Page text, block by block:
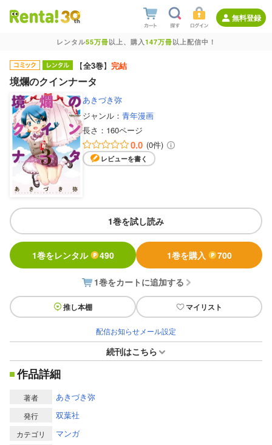
無料登録
レンタル55万冊以上、購入147万冊以上配信中！
【全3巻】 完結
境爛のクインナータ
あきづき弥
ジャンル： 青年漫画
長さ： 160ページ
0.0 (0件)
レビューを書く
1巻を試し読み
1巻をレンタル 490 1巻を購入 700
1巻をカートに追加する
推し本棚 マイリスト
配信お知らせメール設定
続刊はこちら
作品詳細
著者 あきづき弥
発行 双葉社
カテゴリ マンガ